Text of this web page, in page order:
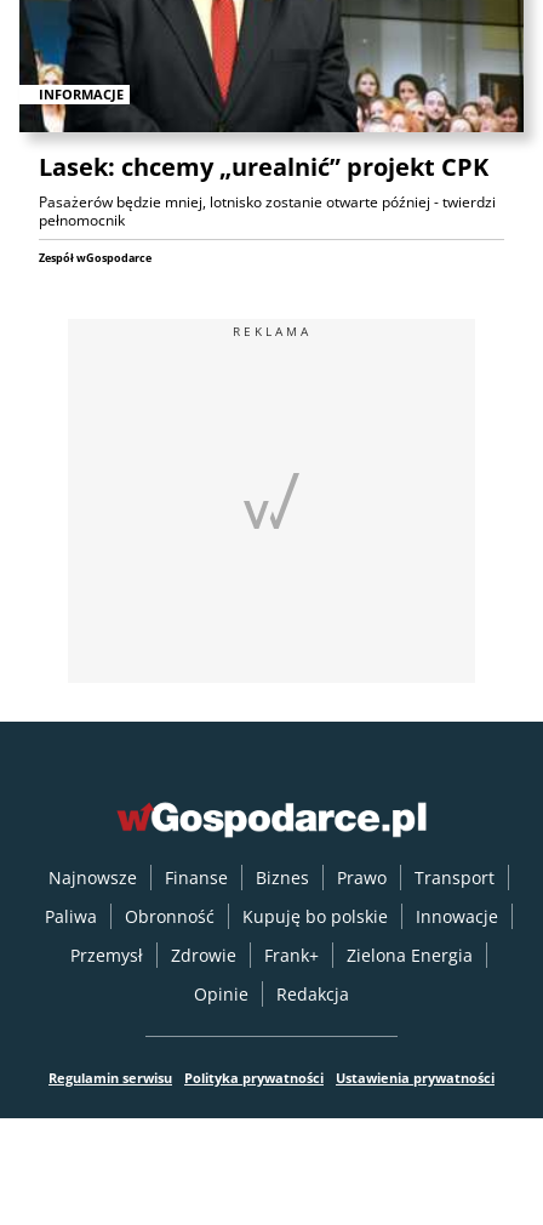
INFORMACJE
Lasek: chcemy „urealnić” projekt CPK
Pasażerów będzie mniej, lotnisko zostanie otwarte później - twierdzi
pełnomocnik
Zespół wGospodarce
REKLAMA
Najnowsze Finanse Biznes Prawo
Transport
Paliwa
Obronność Kupuję bo polskie
Innowacje
Przemysł
Zdrowie Frank+
Zielona Energia
Opinie
Redakcja
Regulamin serwisu Polityka prywatności Ustawienia prywatności